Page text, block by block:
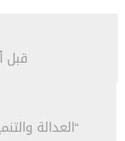
قبل
“العدالة